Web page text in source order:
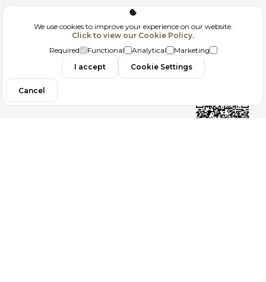
Corporate
GDPR
Contact
We use cookies to improve your experience on our website.
Click to view our Cookie Policy.
Required
Functional Analytical
Marketing
I accept
Cookie Settings
Cancel